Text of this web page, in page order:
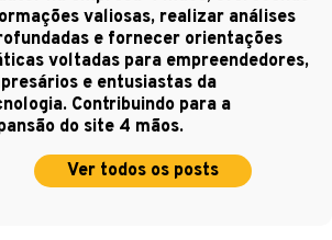
valiosas, realizar análises
e fornecer orientações
voltadas para empreendedores,
e entusiastas da
Contribuindo para a
do site 4 mãos.
Ver todos os posts